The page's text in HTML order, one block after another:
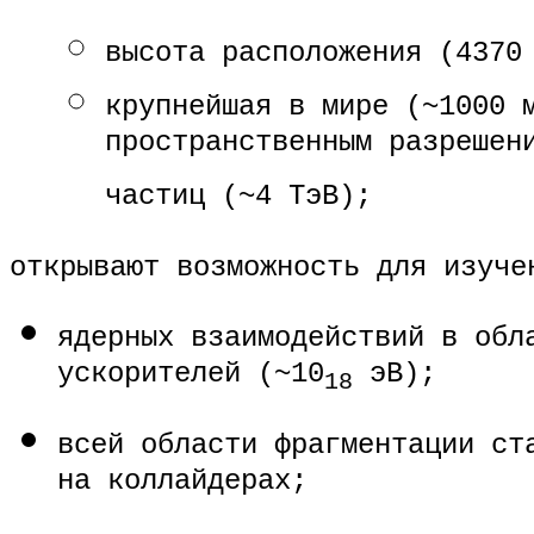
высота расположения
крупнейшая в мире (~1000
пространственным
частиц (~4 ТэВ);
открывают возможность для
ядерных взаимодействий в
ускорителей (~1018 эВ);
всей области фрагментации
на коллайдерах;